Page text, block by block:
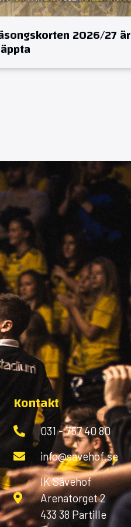
2026/27 är
Kontakt
031 - 757 40 80
info@savehof.se
IK Sävehof
Arenatorget 2
433 38 Partille